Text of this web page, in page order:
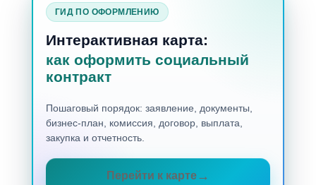
ГИД ПО ОФОРМЛЕНИЮ
Интерактивная карта:
как оформить социальный
контракт
Пошаговый порядок: заявление, документы,
бизнес-план, комиссия, договор, выплата,
закупка и отчетность.
Перейти к карте